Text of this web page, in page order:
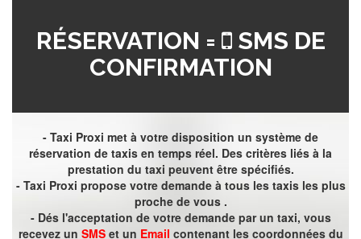
RÉSERVATION =
SMS DE
CONFIRMATION
- Taxi Proxi met à votre disposition un système de
réservation de taxis en temps réel. Des critères liés à la
prestation du taxi peuvent être spécifiés.
- Taxi Proxi propose votre demande à tous les taxis les plus
proche de vous .
- Dés l'acceptation de votre demande par un taxi, vous
recevez un SMSet un Email contenant les coordonnées du